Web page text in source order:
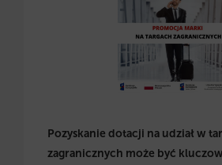
Pozyskanie dotacji na udział w
zagranicznych może być